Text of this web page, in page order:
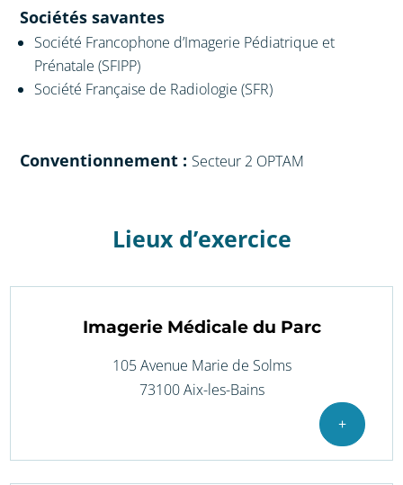
Sociétés savantes
Société Francophone d’Imagerie Pédiatrique et
Prénatale (SFIPP)
Société Française de Radiologie (SFR)
Conventionnement : Secteur 2 OPTAM
Lieux d’exercice
Imagerie Médicale du Parc
105 Avenue Marie de Solms
73100 Aix-les-Bains
+